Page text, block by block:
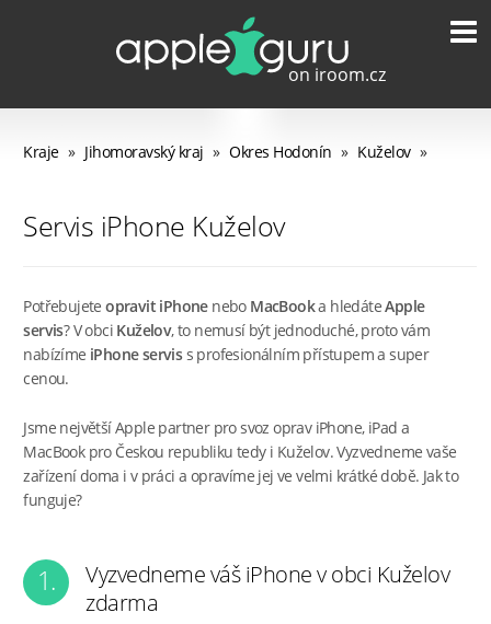
Kraje » Jihomoravský kraj » Okres Hodonín » Kuželov »
Servis iPhone Kuželov
Potřebujeteopravit iPhonenebo MacBooka hledáteApple
servis? V obci Kuželov, to nemusí být jednoduché, proto vám
nabízíme iPhone serviss profesionálním přístupem a super
cenou.
Jsme největší Apple partner pro svoz oprav iPhone, iPad a
MacBook pro Českou republiku tedy i Kuželov. Vyzvedneme vaše
zařízení doma i v práci a opravíme jej ve velmi krátké době. Jak to
funguje?
1.
Vyzvedneme váš iPhone v obci Kuželov
zdarma